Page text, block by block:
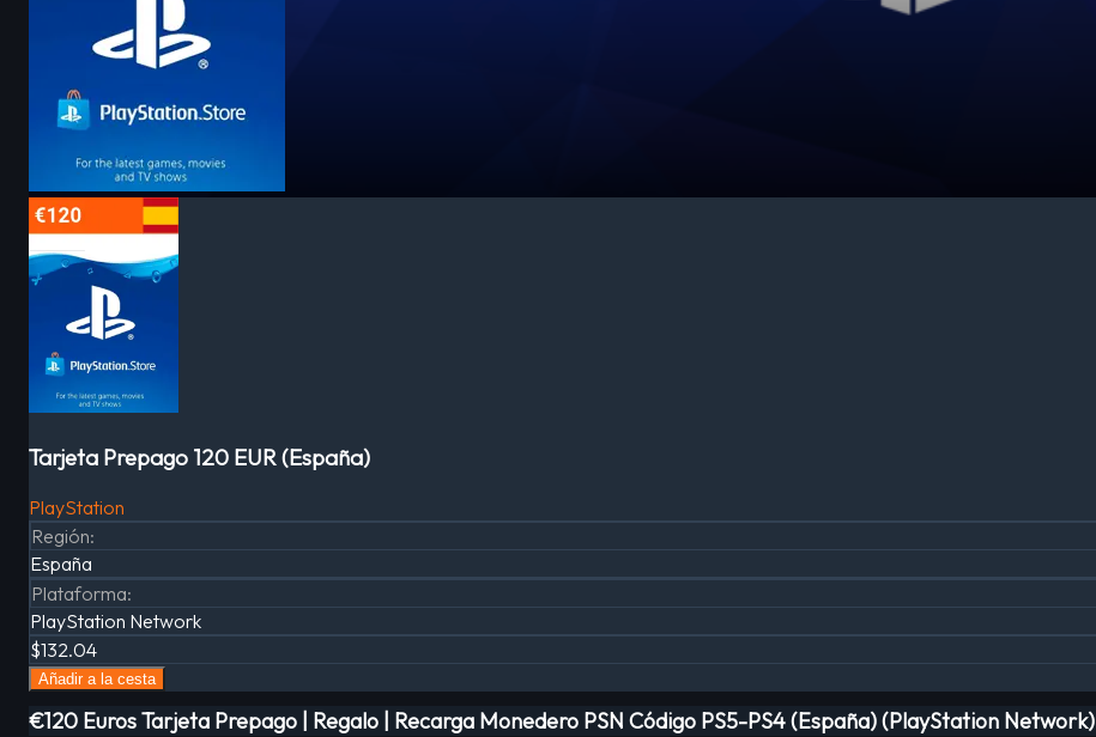
Tarjeta Prepago 120 EUR (España)
PlayStation
Región:
España
Plataforma:
PlayStation Network
$132.04
Añadir a la cesta
€120 Euros Tarjeta Prepago | Regalo | Recarga Monedero PSN Código PS5-PS4 (España) (PlayStation Network)